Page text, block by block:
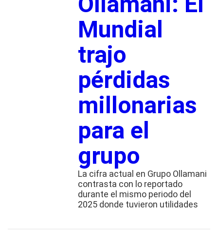
Mundial
trajo
pérdidas
millonarias
para el
grupo
La cifra actual en Grupo Ollamani
contrasta con lo reportado
durante el mismo periodo del
2025 donde tuvieron utilidades